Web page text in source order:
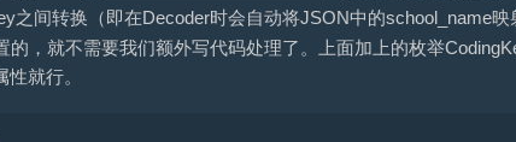
之间转换（即在Decoder时会自动将JSON中的school_name映
的，就不需要我们额外写代码处理了。上面加上的枚举
就行。